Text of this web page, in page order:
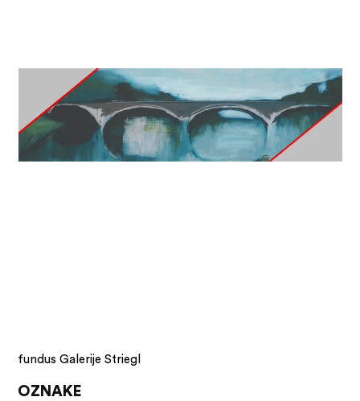
fundus Galerije Striegl
OZNAKE